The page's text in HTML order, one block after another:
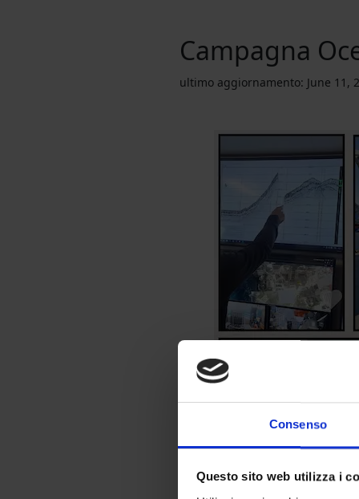
Consenso
Questo sito web utilizza i
Campagna
ultimo aggiornamento: June 11,
Collage della campagna